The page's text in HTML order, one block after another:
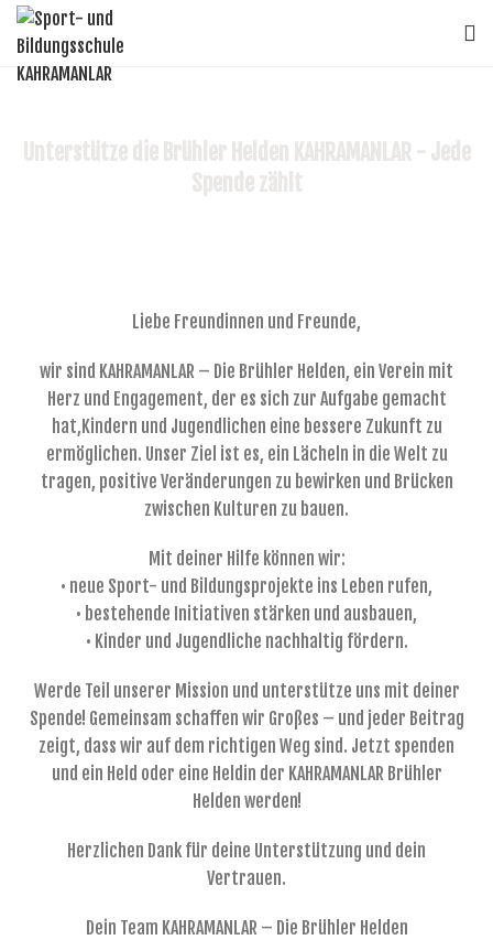
Unterstütze die Brühler Helden KAHRAMANLAR - Jede
Spende zählt
Liebe Freundinnen und Freunde,
wir sind KAHRAMANLAR – Die Brühler Helden, ein Verein mit
Herz und Engagement, der es sich zur Aufgabe gemacht
hat,Kindern und Jugendlichen eine bessere Zukunft zu
ermöglichen. Unser Ziel ist es, ein Lächeln in die Welt zu
tragen, positive Veränderungen zu bewirken und Brücken
zwischen Kulturen zu bauen.
Mit deiner Hilfe können wir:
• neue Sport- und Bildungsprojekte ins Leben rufen,
• bestehende Initiativen stärken und ausbauen,
• Kinder und Jugendliche nachhaltig fördern.
Werde Teil unserer Mission und unterstütze uns mit deiner
Spende! Gemeinsam schaffen wir Großes – und jeder Beitrag
zeigt, dass wir auf dem richtigen Weg sind. Jetzt spenden
und ein Held oder eine Heldin der KAHRAMANLAR Brühler
Helden werden!
Herzlichen Dank für deine Unterstützung und dein
Vertrauen.
Dein Team KAHRAMANLAR – Die Brühler Helden